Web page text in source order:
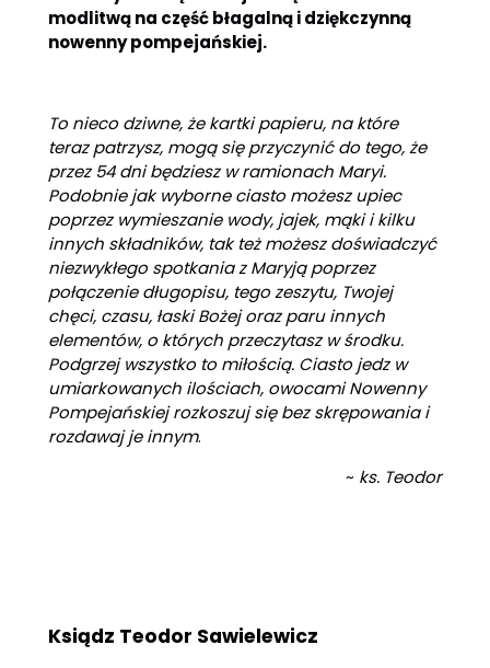
modlitwą na część błagalną i dziękczynną
nowenny pompejańskiej.
To nieco dziwne, że kartki papieru, na które
teraz patrzysz, mogą się przyczynić do tego, że
przez 54 dni będziesz w ramionach Maryi.
Podobnie jak wyborne ciasto możesz upiec
poprzez wymieszanie wody, jajek, mąki i kilku
innych składników, tak też możesz doświadczyć
niezwykłego spotkania z Maryją poprzez
połączenie długopisu, tego zeszytu, Twojej
chęci, czasu, łaski Bożej oraz paru innych
elementów, o których przeczytasz w środku.
Podgrzej wszystko to miłością. Ciasto jedz w
umiarkowanych ilościach, owocami Nowenny
Pompejańskiej rozkoszuj się bez skrępowania i
rozdawaj je innym.
~ ks. Teodor
Ksiądz Teodor Sawielewicz